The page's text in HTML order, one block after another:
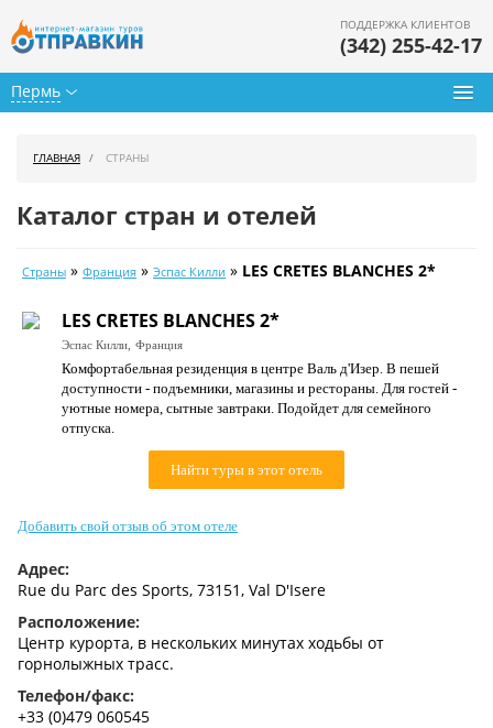
Пермь
ПОДДЕРЖКА КЛИЕНТОВ
(342) 255-42-17
Календарь туров
Цены дня
Страны
Как купить
ГЛАВНАЯ СТРАНЫ
Каталог стран и отелей
Страны » Франция » Эспас Килли » LES CRETES BLANCHES 2*
LES CRETES BLANCHES 2*
Эспас Килли, Франция
Комфортабельная резиденция в центре Валь д'Изер. В пешей
доступности - подъемники, магазины и рестораны. Для гостей -
уютные номера, сытные завтраки. Подойдет для семейного
отпуска.
Найти туры в этот отель
Добавить свой отзыв об этом отеле
Адрес:
Rue du Parc des Sports, 73151, Val D'Isere
Расположение:
Центр курорта, в нескольких минутах ходьбы от
горнолыжных трасс.
Телефон/факс:
+33 (0)479 060545